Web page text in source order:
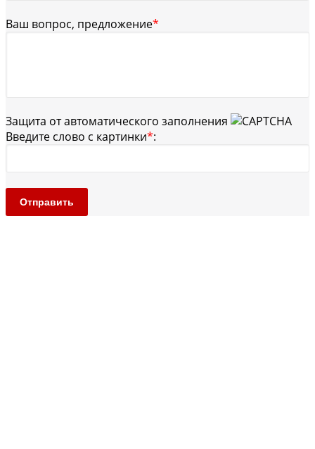
Ваш вопрос, предложение*
Защита от автоматического заполнения
Введите слово с картинки*:
Отправить